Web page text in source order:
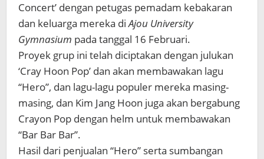
Concert’ dengan petugas pemadam kebakaran
dan keluarga mereka diAjou University
Gymnasium pada tanggal 16 Februari.
Proyek grup ini telah diciptakan dengan julukan
‘Cray Hoon Pop’ dan akan membawakan lagu
“Hero”, dan lagu-lagu populer mereka masing-
masing, dan Kim Jang Hoon juga akan bergabung
Crayon Pop dengan helm untuk membawakan
“Bar Bar Bar”.
Hasil dari penjualan “Hero” serta sumbangan